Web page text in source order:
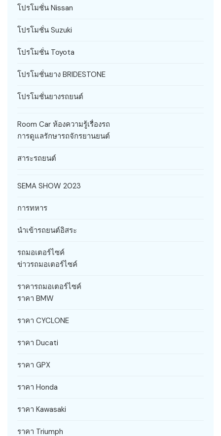
โปรโมชั่น Nissan
โปรโมชั่น Suzuki
โปรโมชั่น Toyota
โปรโมชั่นยาง BRIDESTONE
โปรโมชั่นยางรถยนต์
Room Car ห้องความรู้เรื่องรถ
การดูแลรักษารถจักรยานยนต์
สาระรถยนต์
SEMA SHOW 2023
การทหาร
นำเข้ารถยนต์อิสระ
รถมอเตอร์ไซค์
ข่าวรถมอเตอร์ไซค์
ราคารถมอเตอร์ไซค์
ราคา BMW
ราคา CYCLONE
ราคา Ducati
ราคา GPX
ราคา Honda
ราคา Kawasaki
ราคา Triumph